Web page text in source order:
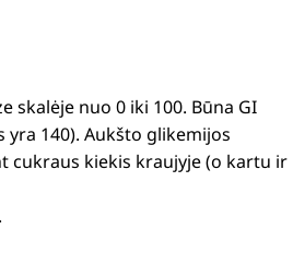
skalėje nuo 0 iki 100. Būna GI
140). Aukšto glikemijos
cukraus kiekis kraujyje (o kartu ir